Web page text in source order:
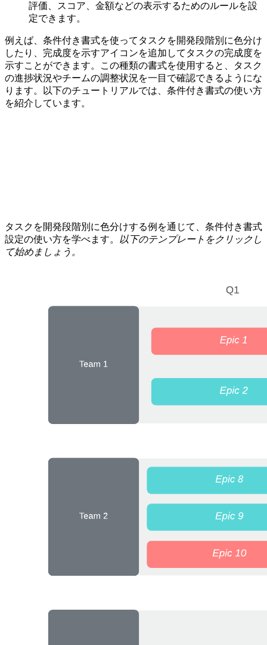
評価、スコア、金額などの表示するためのルールを設
定できます。
例えば、条件付き書式を使ってタスクを開発段階別に色分け
したり、完成度を示すアイコンを追加してタスクの完成度を
示すことができます。この種類の書式を使用すると、タスク
の進捗状況やチームの調整状況を一目で確認できるようにな
ります。以下のチュートリアルでは、条件付き書式の使い方
を紹介しています。
タスクを開発段階別に色分けする例を通じて、条件付き書式
設定の使い方を学べます。
以下のテンプレートをクリックし
て始めましょう。